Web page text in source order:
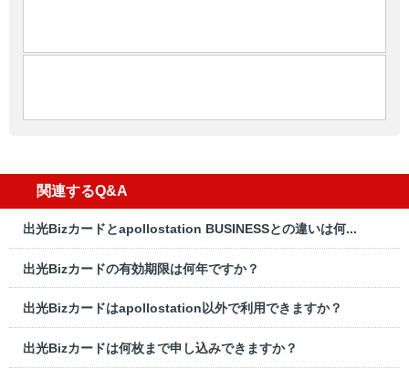
関連するQ&A
出光Bizカードとapollostation BUSINESSとの違いは何...
出光Bizカードの有効期限は何年ですか？
出光Bizカードはapollostation以外で利用できますか？
出光Bizカードは何枚まで申し込みできますか？